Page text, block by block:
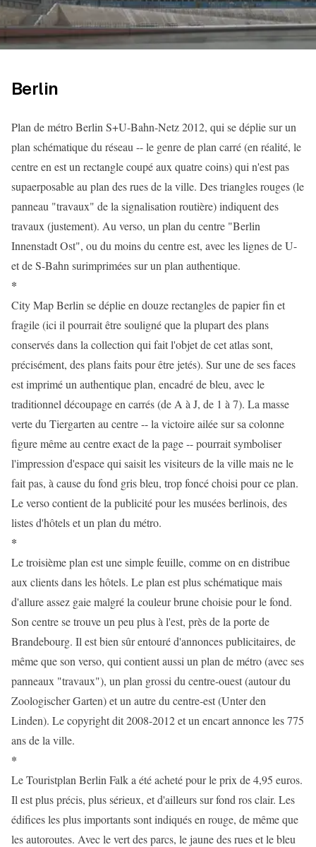
Berlin
Plan de métro Berlin S+U-Bahn-Netz 2012, qui se déplie sur un
plan schématique du réseau -- le genre de plan carré (en réalité, le
centre en est un rectangle coupé aux quatre coins) qui n'est pas
supaerposable au plan des rues de la ville. Des triangles rouges (le
panneau "travaux" de la signalisation routière) indiquent des
travaux (justement). Au verso, un plan du centre "Berlin
Innenstadt Ost", ou du moins du centre est, avec les lignes de U-
et de S-Bahn surimprimées sur un plan authentique.
*
City Map Berlin se déplie en douze rectangles de papier fin et
fragile (ici il pourrait être souligné que la plupart des plans
conservés dans la collection qui fait l'objet de cet atlas sont,
précisément, des plans faits pour être jetés). Sur une de ses faces
est imprimé un authentique plan, encadré de bleu, avec le
traditionnel découpage en carrés (de A à J, de 1 à 7). La masse
verte du Tiergarten au centre -- la victoire ailée sur sa colonne
figure même au centre exact de la page -- pourrait symboliser
l'impression d'espace qui saisit les visiteurs de la ville mais ne le
fait pas, à cause du fond gris bleu, trop foncé choisi pour ce plan.
Le verso contient de la publicité pour les musées berlinois, des
listes d'hôtels et un plan du métro.
*
Le troisième plan est une simple feuille, comme on en distribue
aux clients dans les hôtels. Le plan est plus schématique mais
d'allure assez gaie malgré la couleur brune choisie pour le fond.
Son centre se trouve un peu plus à l'est, près de la porte de
Brandebourg. Il est bien sûr entouré d'annonces publicitaires, de
même que son verso, qui contient aussi un plan de métro (avec ses
panneaux "travaux"), un plan grossi du centre-ouest (autour du
Zoologischer Garten) et un autre du centre-est (Unter den
Linden). Le copyright dit 2008-2012 et un encart annonce les 775
ans de la ville.
*
Le Touristplan Berlin Falk a été acheté pour le prix de 4,95 euros.
Il est plus précis, plus sérieux, et d'ailleurs sur fond ros clair. Les
édifices les plus importants sont indiqués en rouge, de même que
les autoroutes. Avec le vert des parcs, le jaune des rues et le bleu